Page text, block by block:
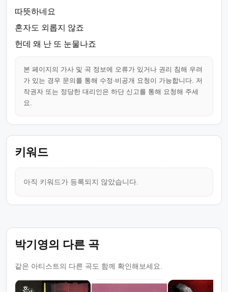
따뜻하네요
혼자도 외롭지 않죠
헌데 왜 난 또 눈물나죠
본 페이지의 가사 및 곡 정보에 오류가 있거나 권리 침해 우려
가 있는 경우 문의를 통해 수정·비공개 요청이 가능합니다. 저
작권자 또는 정당한 대리인은 하단 신고를 통해 요청해 주세
요.
키워드
아직 키워드가 등록되지 않았습니다.
박기영의 다른 곡
같은 아티스트의 다른 곡도 함께 확인해보세요.